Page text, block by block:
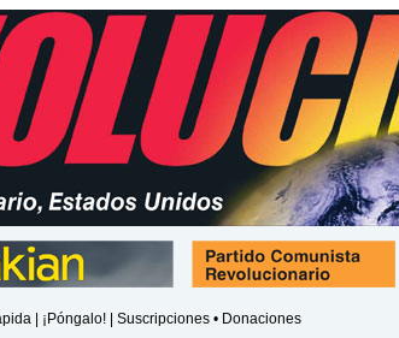
¡Póngalo! Suscripciones • Donaciones